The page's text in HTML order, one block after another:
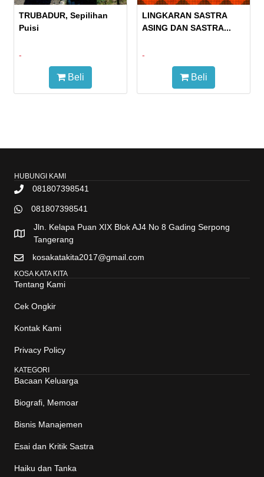
TRUBADUR, Sepilihan
Puisi
-
Beli
LINGKARAN SASTRA
ASING DAN SASTRA...
-
Beli
HUBUNGI KAMI
081807398541
081807398541
Jln. Kelapa Puan XIX Blok AJ4 No 8 Gading Serpong
Tangerang
kosakatakita2017@gmail.com
KOSA KATA KITA
Tentang Kami
Cek Ongkir
Kontak Kami
Privacy Policy
KATEGORI
Bacaan Keluarga
Biografi, Memoar
Bisnis Manajemen
Esai dan Kritik Sastra
Haiku dan Tanka